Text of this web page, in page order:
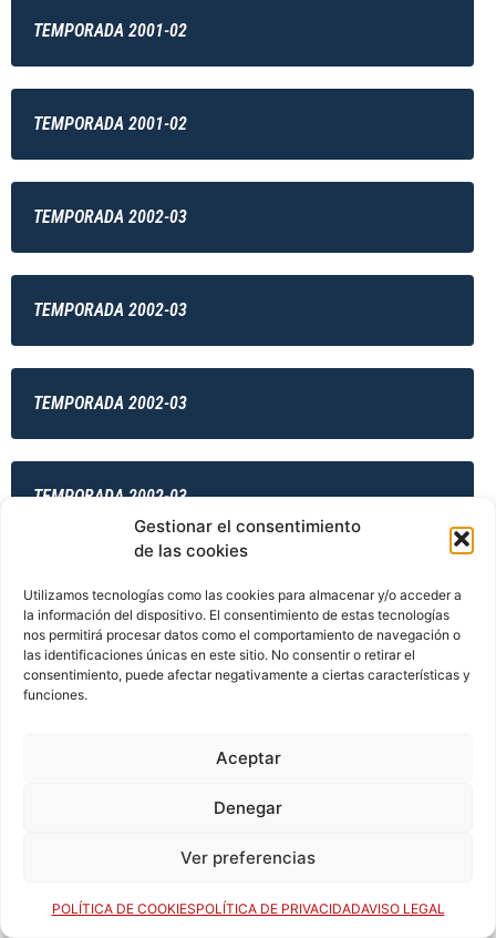
Gestionar el consentimiento
de las cookies
Utilizamos tecnologías como las cookies para almacenar y/o acceder a
la información del dispositivo. El consentimiento de estas tecnologías
nos permitirá procesar datos como el comportamiento de navegación o
las identificaciones únicas en este sitio. No consentir o retirar el
consentimiento, puede afectar negativamente a ciertas características y
funciones.
Aceptar
Denegar
Ver preferencias
POLÍTICA DE COOKIESPOLÍTICA DE PRIVACIDADAVISO LEGAL
TEMPORADA 2001-02
TEMPORADA 2001-02
TEMPORADA 2002-03
TEMPORADA 2002-03
TEMPORADA 2002-03
TEMPORADA 2002-03
TEMPORADA 2003-04
TEMPORADA 2003-04
TEMPORADA 2003-04